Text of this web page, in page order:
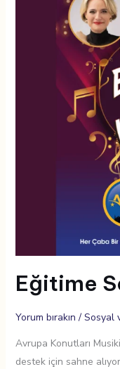
Eğitime
Yorum bırakın / Sosyal
Avrupa Konutları
destek için sahne